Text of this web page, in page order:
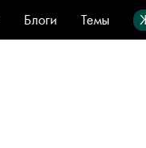
Блоги Темы
Стиль
Видео